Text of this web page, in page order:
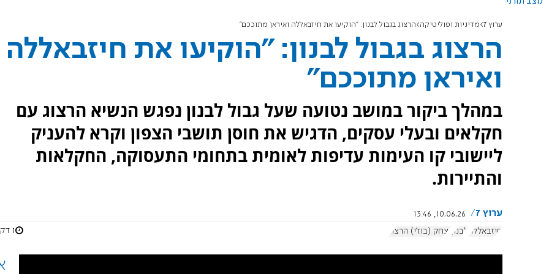
ערוץ 7 מדיניות ופוליטיקה הרצוג בגבול לבנון: "הוקיעו את חיזבאללה ואיראן מתוככם"
הרצוג בגבול לבנון: "הוקיעו את חיזבאללה
ואיראן מתוככם"
במהלך ביקור במושב נטועה שעל גבול לבנון נפגש הנשיא הרצוג עם
חקלאים ובעלי עסקים, הדגיש את חוסן תושבי הצפון וקרא להעניק
ליישובי קו העימות עדיפות לאומית בתחומי התעסוקה, החקלאות
והתיירות.
ערוץ 7
10.06.26, 13:46
חיזבאללה
לבנון יצחק (בוז'י) הרצוג 1 דקות